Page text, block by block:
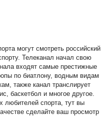
могут смотреть российский
Телеканал начал свою
входят самые престижные
по биатлону, водным видам
также канал транслирует
баскетбол и многое другое.
любителей спорта, тут вы
сделайте ваш просмотр